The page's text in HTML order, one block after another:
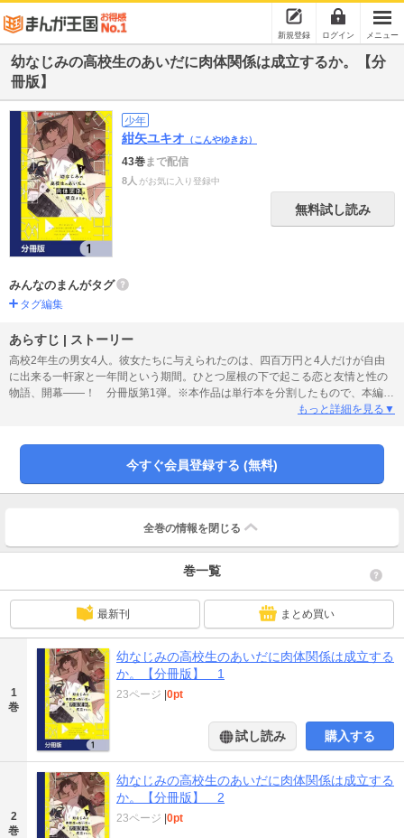
新規登録 ログイン メニュー
幼なじみの高校生のあいだに肉体関係は成立するか。【分
冊版】
少年
紺矢ユキオ （こんやゆきお）
43巻まで配信
8人 がお気に入り登録中
無料試し読み
みんなのまんがタグ
タグ編集
あらすじ | ストーリー
高校2年生の男女4人。彼女たちに与えられたのは、四百万円と4人だけが自由
に出来る一軒家と一年間という期間。ひとつ屋根の下で起こる恋と友情と性の
物語、開幕――！ 分冊版第1弾。※本作品は単行本を分割したもので、本編内
もっと詳細を見る▼
今すぐ会員登録する (無料)
全巻の情報を 閉じる
巻一覧
最新刊 まとめ買い
1
巻
幼なじみの高校生のあいだに肉体関係は成立する
か。【分冊版】 1
23ページ |0pt
試し読み 購入する
2
巻
幼なじみの高校生のあいだに肉体関係は成立する
か。【分冊版】 2
23ページ |0pt